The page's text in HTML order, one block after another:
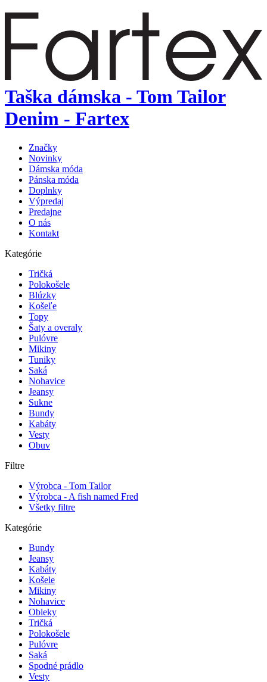
Taška dámska - Tom Tailor
Denim - Fartex
Značky
Novinky
Dámska móda
Pánska móda
Doplnky
Výpredaj
Predajne
O nás
Kontakt
Kategórie
Tričká
Polokošele
Blúzky
Košeľe
Topy
Šaty a overaly
Pulóvre
Mikiny
Tuniky
Saká
Nohavice
Jeansy
Sukne
Bundy
Kabáty
Vesty
Obuv
Filtre
Výrobca - Tom Tailor
Výrobca - A fish named Fred
Všetky filtre
Kategórie
Bundy
Jeansy
Kabáty
Košele
Mikiny
Nohavice
Obleky
Tričká
Polokošele
Pulóvre
Saká
Spodné prádlo
Vesty